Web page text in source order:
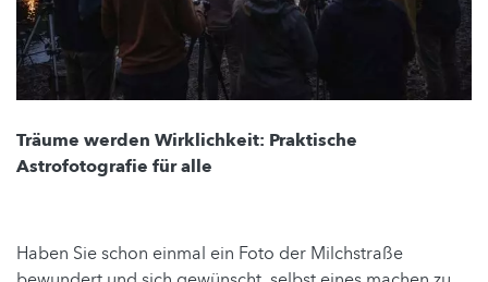
Träume werden Wirklichkeit: Praktische
Astrofotografie für alle
Haben Sie schon einmal ein Foto der Milchstraße